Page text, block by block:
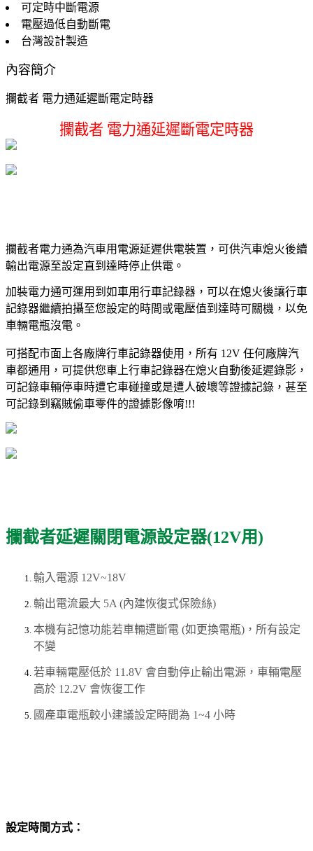
可定時中斷電源
電壓過低自動斷電
台灣設計製造
內容簡介
攔截者 電力通延遲斷電定時器
攔截者 電力通延遲斷電定時器
攔截者電力通為汽車用電源延遲供電裝置，可供汽車熄火後續
輸出電源至設定直到達時停止供電。
加裝電力通可運用到如車用行車記錄器，可以在熄火後讓行車
記錄器繼續拍攝至您設定的時間或電壓值到達時可關機，以免
車輛電瓶沒電。
可搭配市面上各廠牌行車記錄器使用，所有 12V 任何廠牌汽
車都通用，可提供您車上行車記錄器在熄火自動後延遲錄影，
可記錄車輛停車時遭它車碰撞或是遭人破壞等證據記錄，甚至
可記錄到竊賊偷車零件的證據影像唷!!!
攔截者延遲關閉電源設定器(12V用)
輸入電源 12V~18V
輸出電流最大 5A (內建恢復式保險絲)
本機有記憶功能若車輛遭斷電 (如更換電瓶)，所有設定
不變
若車輛電壓低於 11.8V 會自動停止輸出電源，車輛電壓
高於 12.2V 會恢復工作
國產車電瓶較小建議設定時間為 1~4 小時
設定時間方式：